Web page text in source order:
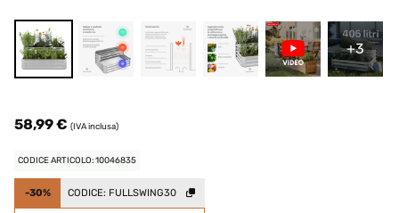
+3
58,99 € (IVA inclusa)
CODICE ARTICOLO: 10046835
-30% CODICE: FULLSWING30